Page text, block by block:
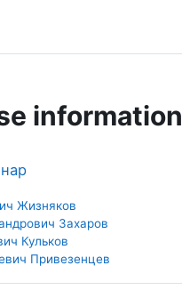
information
Жизняков
Захаров
Кульков
Привезенцев